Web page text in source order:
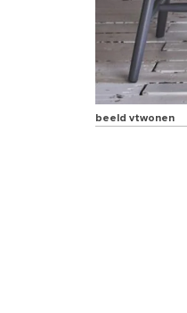
beeld vtwonen